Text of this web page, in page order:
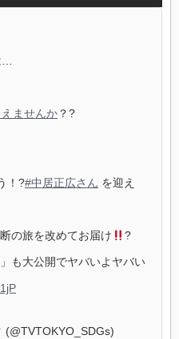
…
ませんか ？?
！?#中居正広さん を迎え
の旅を改めてお届け ?
も大公開でヤバいよヤバい